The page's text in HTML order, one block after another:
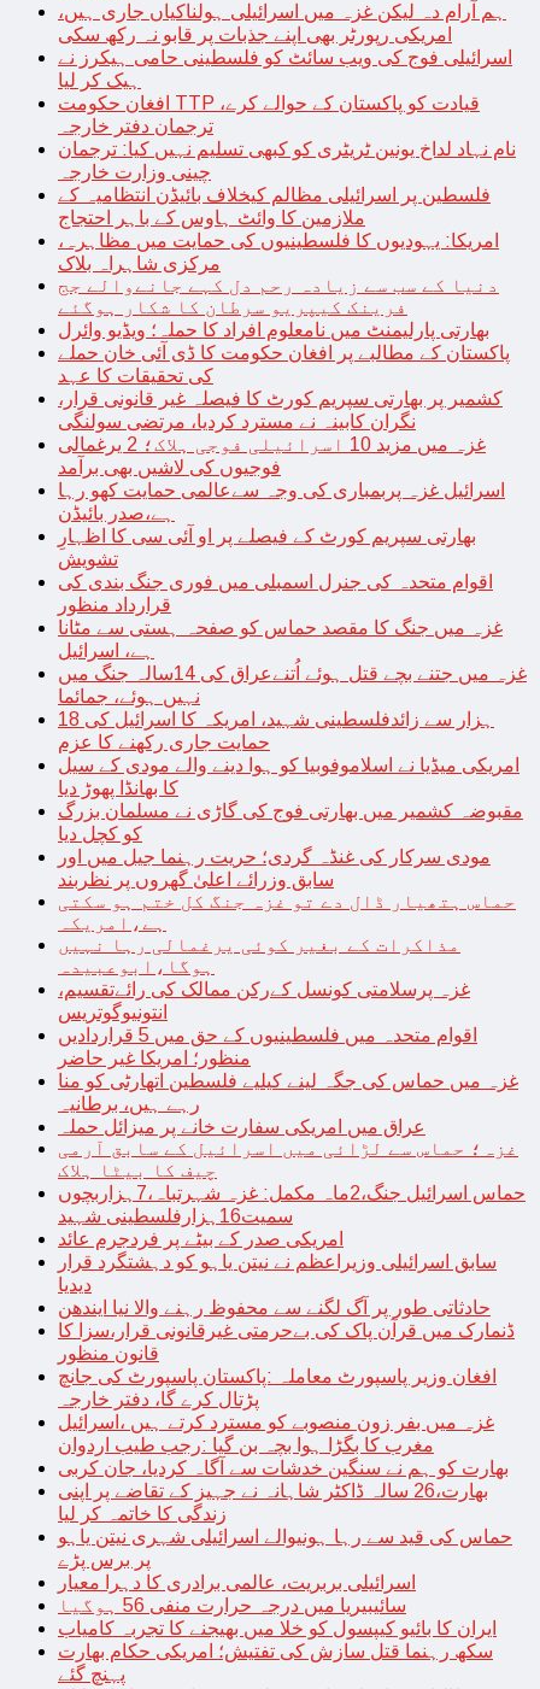
ہم آرام دہ لیکن غزہ میں اسرائیلی ہولناکیاں جاری ہیں،
امریکی رپورٹر بھی اپنے جذبات پر قابو نہ رکھ سکی
اسرائیلی فوج کی ویب سائٹ کو فلسطینی حامی ہیکرز نے
ہیک کر لیا
افغان حکومت TTP قیادت کو پاکستان کے حوالے کرے،
ترجمان دفتر خارجہ
نام نہاد لداخ یونین ٹریٹری کو کبھی تسلیم نہیں کیا: ترجمان
چینی وزارت خارجہ
فلسطین پر اسرائیلی مظالم کیخلاف بائیڈن انتظامیہ کے
ملازمین کا وائٹ ہاوس کے باہر احتجاج
امریکا: یہودیوں کا فلسطینیوں کی حمایت میں مظاہرہ،
مرکزی شاہراہ بلاک
دنیا کے سب سے زیادہ رحم دل کہے جانےوالے جج
فرینک کیپریو سرطان کا شکار ہوگئے
بھارتی پارلیمنٹ میں نامعلوم افراد کا حملہ؛ ویڈیو وائرل
پاکستان کے مطالبے پر افغان حکومت کا ڈی آئی خان حملے
کی تحقیقات کا عہد
کشمیر پر بھارتی سپریم کورٹ کا فیصلہ غیر قانونی قرار،
نگران کابینہ نے مسترد کردیا، مرتضی سولنگی
غزہ میں مزید 10 اسرائیلی فوجی ہلاک؛ 2 یرغمالی
فوجیوں کی لاشیں بھی برآمد
اسرائیل غزہ پربمباری کی وجہ سےعالمی حمایت کھو رہا
ہے،صدر بائیڈن
بھارتی سپریم کورٹ کے فیصلے پر او آئی سی کا اظہارِ
تشویش
اقوام متحدہ کی جنرل اسمبلی میں فوری جنگ بندی کی
قرارداد منظور
غزہ میں جنگ کا مقصد حماس کو صفحہ ہستی سے مٹانا
ہے، اسرائیل
غزہ میں جتنے بچے قتل ہوئے اُتنےعراق کی 14سالہ جنگ میں
نہیں ہوئے، جمائما
18 ہزار سے زائدفلسطینی شہید، امریکہ کا اسرائیل کی
حمایت جاری رکھنے کا عزم
امریکی میڈیا نے اسلاموفوبیا کو ہوا دینے والے مودی کے سیل
کا بھانڈا پھوڑ دیا
مقبوضہ کشمیر میں بھارتی فوج کی گاڑی نے مسلمان بزرگ
کو کچل دیا
مودی سرکار کی غنڈہ گردی؛ حریت رہنما جیل میں اور
سابق وزرائے اعلیٰ گھروں پر نظربند
حماس ہتھیار ڈال دے تو غزہ جنگ کل ختم ہو سکتی
ہے،امریکہ
مذاکرات کے بغیر کوئی یرغمالی رہا نہیں
ہوگا،ابوعبیدہ
غزہ پرسلامتی کونسل کےرکن ممالک کی رائےتقسیم،
انتونیوگوتریس
اقوام متحدہ میں فلسطینیوں کے حق میں 5 قراردادیں
منظور؛ امریکا غیر حاضر
غزہ میں حماس کی جگہ لینے کیلیے فلسطین اتھارٹی کو منا
رہے ہیں، برطانیہ
عراق میں امریکی سفارت خانے پر میزائل حملہ
غزہ؛ حماس سے لڑائی میں اسرائیل کے سابق آرمی
چیف کا بیٹا ہلاک
حماس اسرائیل جنگ،2ماہ مکمل: غزہ شہرتباہ،7ہزاربچوں
سمیت16ہزارفلسطینی شہید
امریکی صدر کے بیٹے پر فردجرم عائد
سابق اسرائیلی وزیراعظم نے نیتن یاہو کو دہشتگرد قرار
دیدیا
حادثاتی طور پر آگ لگنے سے محفوظ رہنے والا نیا ایندھن
ڈنمارک میں قرآن پاک کی بےحرمتی غیرقانونی قرار،سزا کا
قانون منظور
افغان وزیر پاسپورٹ معاملہ :پاکستان پاسپورٹ کی جانچ
پڑتال کرے گا، دفتر خارجہ
غزہ میں بفر زون منصوبے کو مسترد کرتے ہیں ،اسرائیل
مغرب کا بگڑا ہوا بچہ بن گیا :رجب طیب اردوان
بھارت کو ہم نے سنگین خدشات سے آگاہ کردیا، جان کربی
بھارت،26 سالہ ڈاکٹر شاہانہ نے جہیز کے تقاضے پر اپنی
زندگی کا خاتمہ کر لیا
حماس کی قید سے رہا ہونیوالے اسرائیلی شہری نیتن یاہو
پر برس پڑے
اسرائیلی بربریت، عالمی برادری کا دہرا معیار
سائیبیریا میں درجہ حرارت منفی 56 ہوگیا
ایران کا بائیو کیپسول کو خلا میں بھیجنے کا تجربہ کامیاب
سکھ رہنما قتل سازش کی تفتیش؛ امریکی حکام بھارت
پہنچ گئے